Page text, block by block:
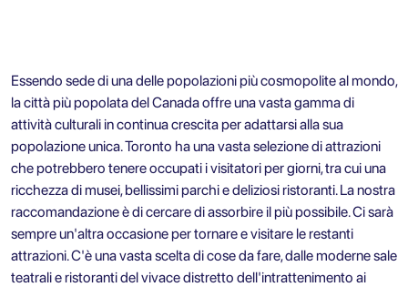
Essendo sede di una delle popolazioni più cosmopolite al mondo,
la città più popolata del Canada offre una vasta gamma di
attività culturali in continua crescita per adattarsi alla sua
popolazione unica. Toronto ha una vasta selezione di attrazioni
che potrebbero tenere occupati i visitatori per giorni, tra cui una
ricchezza di musei, bellissimi parchi e deliziosi ristoranti. La nostra
raccomandazione è di cercare di assorbire il più possibile. Ci sarà
sempre un'altra occasione per tornare e visitare le restanti
attrazioni. C'è una vasta scelta di cose da fare, dalle moderne sale
teatrali e ristoranti del vivace distretto dell'intrattenimento ai